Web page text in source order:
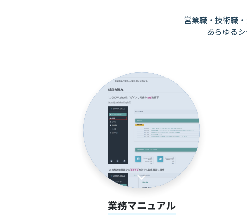
営業職・技術職
あらゆる
業務マニュアル